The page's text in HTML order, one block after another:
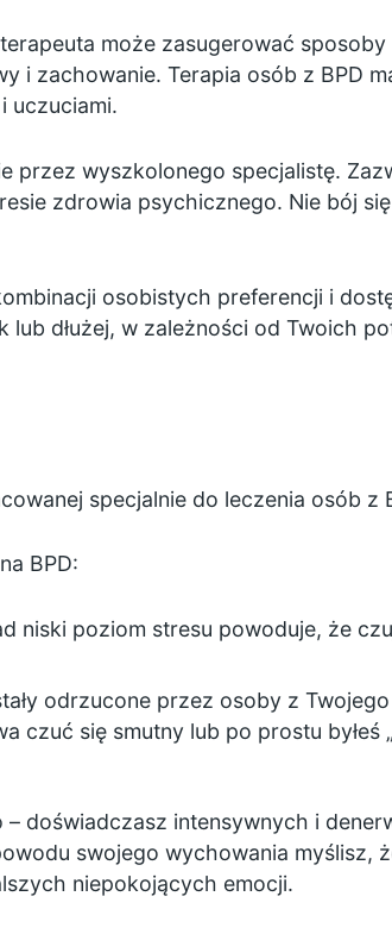
może zasugerować
i zachowanie. Terapia osób z BPD
uczuciami.
przez wyszkolonego specjalistę.
zdrowia psychicznego. Nie bój
osobistych preferencji i
dłużej, w zależności od Twoich
specjalnie do leczenia osób z
BPD:
niski poziom stresu powoduje, że
odrzucone przez osoby z
czuć się smutny lub po prostu byłeś
doświadczasz intensywnych i
swojego wychowania myślisz,
niepokojących emocji.